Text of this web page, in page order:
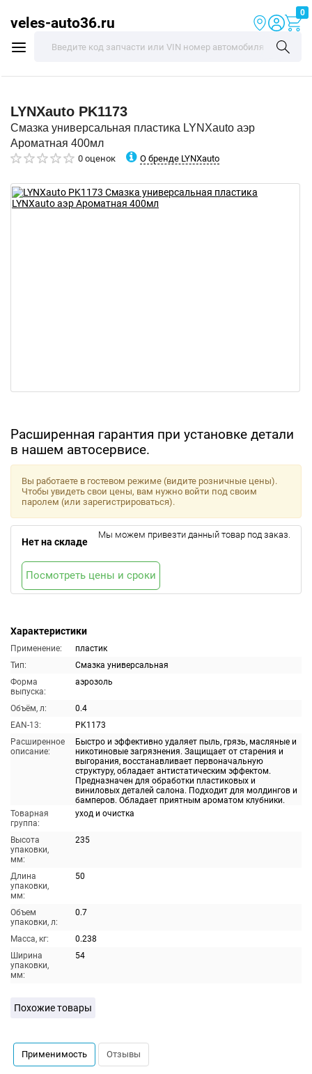
veles-auto36.ru
0
LYNXauto PK1173
Смазка универсальная пластика LYNXauto аэр
Ароматная 400мл
0 оценок О бренде LYNXauto
Расширенная гарантия при установке детали
в нашем автосервисе.
Характеристики
Применение:
пластик
Тип:
Смазка универсальная
Форма
выпуска:
аэрозоль
Объём, л:
0.4
EAN-13:
PK1173
Расширенное
описание:
Быстро и эффективно удаляет пыль, грязь, масляные и
никотиновые загрязнения. Защищает от старения и
выгорания, восстанавливает первоначальную
структуру, обладает антистатическим эффектом.
Предназначен для обработки пластиковых и
виниловых деталей салона. Подходит для молдингов и
бамперов. Обладает приятным ароматом клубники.
Товарная
группа:
уход и очистка
Высота
упаковки,
мм:
235
Длина
упаковки,
мм:
50
Объем
упаковки, л:
0.7
Масса, кг:
0.238
Ширина
упаковки,
мм:
54
Вы работаете в гостевом режиме (видите розничные цены).
Чтобы увидеть свои цены, вам нужно войти под своим
паролем (или зарегистрироваться).
Нет на складе
Мы можем привезти данный товар под заказ.
Посмотреть цены и сроки
Похожие товары
Применимость Отзывы